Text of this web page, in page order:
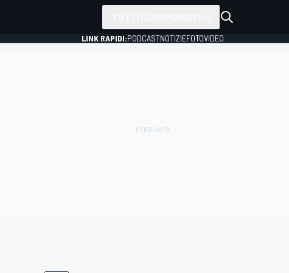
LINK RAPIDI:PODCASTNOTIZIEFOTOVIDEO